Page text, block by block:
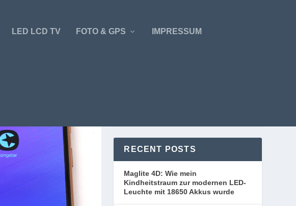
LED LCD TV FOTO & GPS IMPRESSUM
RECENT POSTS
Maglite 4D: Wie mein
Kindheitstraum zur modernen LED-
Leuchte mit 18650 Akkus wurde